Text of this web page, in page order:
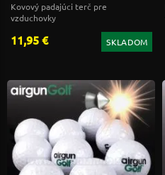
Kovový padajúci terč pre
vzduchovky
11,95 € SKLADOM